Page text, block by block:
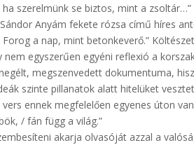
ha szerelmünk se biztos, mint a
Anyám fekete rózsa című híres
a nap, mint betonkeverő.”
nem egyszerűen egyéni reflexió a
megszenvedett dokumentuma,
szinte pillanatok alatt hitelüket
vers ennek megfelelően egyenes úton
/ fán függ a világ.”
akarja olvasóját azzal a